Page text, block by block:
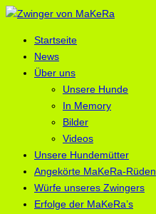
Startseite
News
Über uns
Unsere Hunde
In Memory
Bilder
Videos
Unsere Hundemütter
Angekörte MaKeRa-Rüden
Würfe unseres Zwingers
Erfolge der MaKeRa’s